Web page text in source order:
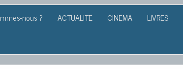
nous ? ACTUALITE CINEMA LIVRES